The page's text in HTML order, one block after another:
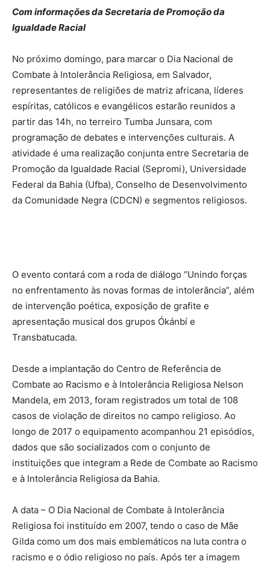
Com informações da Secretaria de Promoção da
Igualdade Racial
No próximo domingo, para marcar o Dia Nacional de
Combate à Intolerância Religiosa, em Salvador,
representantes de religiões de matriz africana, líderes
espíritas, católicos e evangélicos estarão reunidos a
partir das 14h, no terreiro Tumba Junsara, com
programação de debates e intervenções culturais. A
atividade é uma realização conjunta entre Secretaria de
Promoção da Igualdade Racial (Sepromi), Universidade
Federal da Bahia (Ufba), Conselho de Desenvolvimento
da Comunidade Negra (CDCN) e segmentos religiosos.
O evento contará com a roda de diálogo “Unindo forças
no enfrentamento às novas formas de intolerância”, além
de intervenção poética, exposição de grafite e
apresentação musical dos grupos Ókánbí e
Transbatucada.
Desde a implantação do Centro de Referência de
Combate ao Racismo e à Intolerância Religiosa Nelson
Mandela, em 2013, foram registrados um total de 108
casos de violação de direitos no campo religioso. Ao
longo de 2017 o equipamento acompanhou 21 episódios,
dados que são socializados com o conjunto de
instituições que integram a Rede de Combate ao Racismo
e à Intolerância Religiosa da Bahia.
A data – O Dia Nacional de Combate à Intolerância
Religiosa foi instituído em 2007, tendo o caso de Mãe
Gilda como um dos mais emblemáticos na luta contra o
racismo e o ódio religioso no país. Após ter a imagem